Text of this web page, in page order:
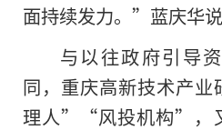
面持续发力。”蓝庆华说
与以往政府引导
同，重庆高新技术产
理人”“风投机构”，